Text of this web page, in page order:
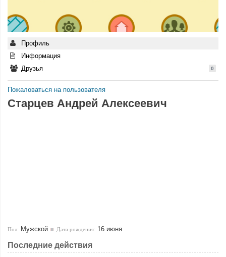
Профиль
Информация
Друзья
0
Пожаловаться на пользователя
Старцев Андрей Алексеевич
Пол: Мужской Дата рождения: 16 июня
Последние действия